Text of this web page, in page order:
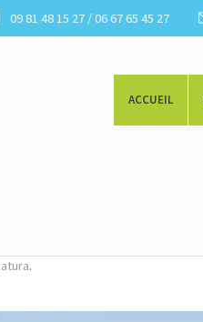
09 81 48 15 27 / 06 67 65 45 27
ACCUEIL
.